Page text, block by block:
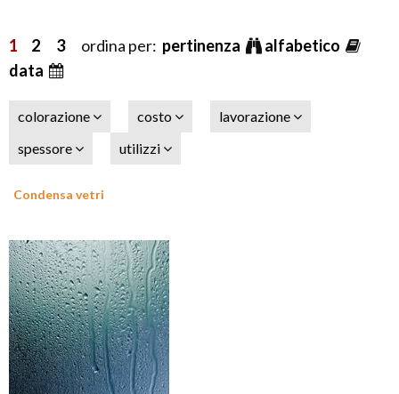
1 2 3ordina per: pertinenza
alfabetico
data
colorazione costo
lavorazione
spessore
utilizzi
Condensa vetri